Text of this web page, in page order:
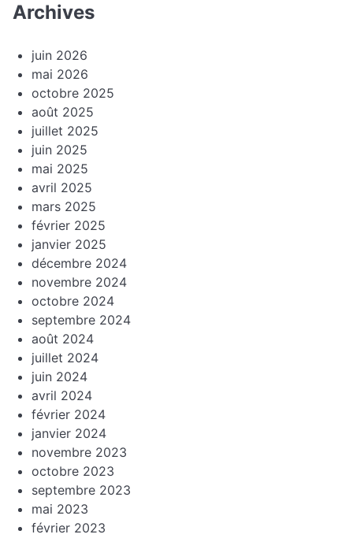
Archives
juin 2026
mai 2026
octobre 2025
août 2025
juillet 2025
juin 2025
mai 2025
avril 2025
mars 2025
février 2025
janvier 2025
décembre 2024
novembre 2024
octobre 2024
septembre 2024
août 2024
juillet 2024
juin 2024
avril 2024
février 2024
janvier 2024
novembre 2023
octobre 2023
septembre 2023
mai 2023
février 2023